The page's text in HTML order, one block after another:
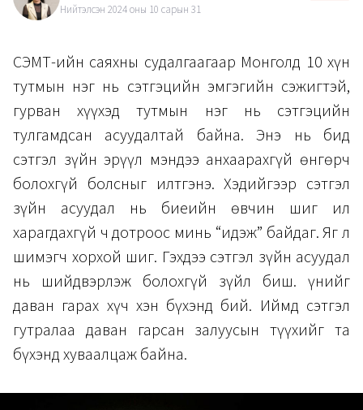
Нийтэлсэн 2024 оны 10 сарын 31
СЭМҮТ-ийн саяхны судалгаагаар Монголд 10 хүн
тутмын нэг нь сэтгэцийн эмгэгийн сэжигтэй,
гурван хүүхэд тутмын нэг нь сэтгэцийн
тулгамдсан асуудалтай байна. Энэ нь бид
сэтгэл зүйн эрүүл мэндээ анхаарахгүй өнгөрч
болохгүй болсныг илтгэнэ. Хэдийгээр сэтгэл
зүйн асуудал нь биеийн өвчин шиг ил
харагдахгүй ч дотроос минь “идэж” байдаг. Яг л
шимэгч хорхой шиг. Гэхдээ сэтгэл зүйн асуудал
нь шийдвэрлэж болохгүй зүйл биш. Үүнийг
даван гарах хүч хэн бүхэнд бий. Иймд сэтгэл
гутралаа даван гарсан залуусын түүхийг та
бүхэнд хуваалцаж байна.